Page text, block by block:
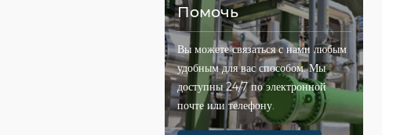
Помочь
Вы можете связаться с нами любым
удобным для вас способом. Мы
доступны 24/7 по электронной
почте или телефону.